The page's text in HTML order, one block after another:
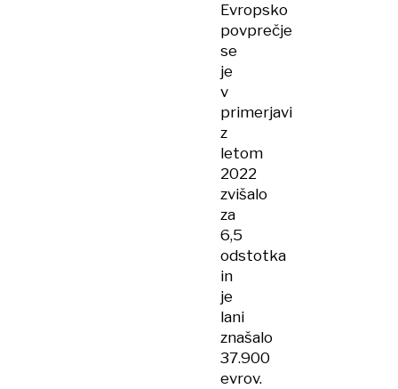
Evropsko
povprečje
se
je
v
primerjavi
z
letom
2022
zvišalo
za
6,5
odstotka
in
je
lani
znašalo
37.900
evrov.